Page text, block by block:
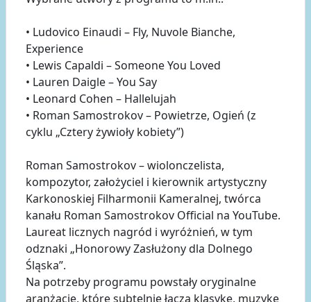
• Ludovico Einaudi – Fly, Nuvole Bianche,
Experience
• Lewis Capaldi – Someone You Loved
• Lauren Daigle – You Say
• Leonard Cohen – Hallelujah
• Roman Samostrokov – Powietrze, Ogień (z
cyklu „Cztery żywioły kobiety”)
Roman Samostrokov – wiolonczelista,
kompozytor, założyciel i kierownik artystyczny
Karkonoskiej Filharmonii Kameralnej, twórca
kanału Roman Samostrokov Official na YouTube.
Laureat licznych nagród i wyróżnień, w tym
odznaki „Honorowy Zasłużony dla Dolnego
Śląska”.
Na potrzeby programu powstały oryginalne
aranżacje, które subtelnie łączą klasykę, muzykę